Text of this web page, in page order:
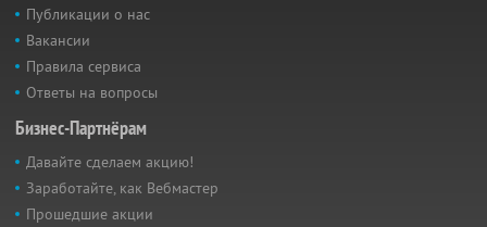
Публикации о нас
Вакансии
Правила сервиса
Ответы на вопросы
Бизнес-Партнёрам
Давайте сделаем акцию!
Заработайте, как Вебмастер
Прошедшие акции